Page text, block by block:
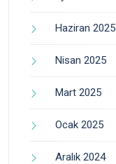
Haziran 2025
Nisan 2025
Mart 2025
Ocak 2025
Aralık 2024